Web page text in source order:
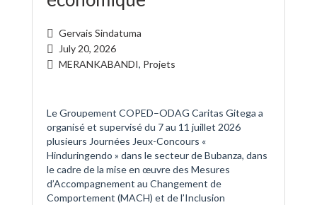
Gervais Sindatuma
July 20, 2026
MERANKABANDI, Projets
Le Groupement COPED–ODAG Caritas Gitega a
organisé et supervisé du 7 au 11 juillet 2026
plusieurs Journées Jeux-Concours «
Hinduringendo » dans le secteur de Bubanza, dans
le cadre de la mise en œuvre des Mesures
d’Accompagnement au Changement de
Comportement (MACH) et de l’Inclusion